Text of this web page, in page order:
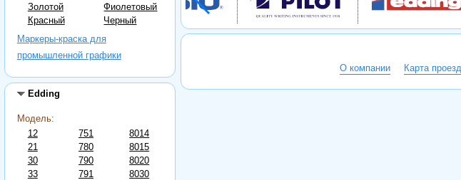
Золотой
Красный
Фиолетовый
Черный
Маркеры-краска для
промышленной графики
Edding
Модель:
12
21
30
33
751
780
790
791
8014
8015
8020
8030
О компании Карта